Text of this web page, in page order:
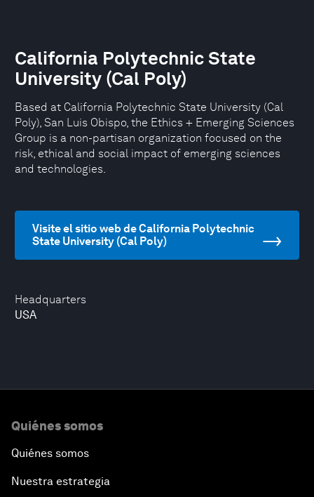
Headquarters
USA
California Polytechnic State
University (Cal Poly)
Based at California Polytechnic State University (Cal
Poly), San Luis Obispo, the Ethics + Emerging Sciences
Group is a non-partisan organization focused on the
risk, ethical and social impact of emerging sciences
and technologies.
Visite el sitio web de California Polytechnic
State University (Cal Poly)
Quiénes somos
Quiénes somos
Nuestra estrategia